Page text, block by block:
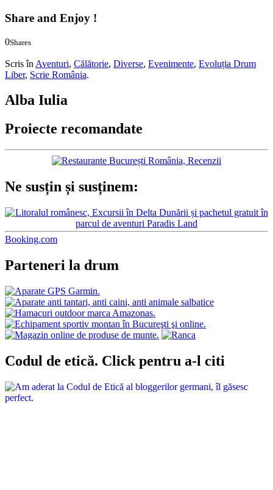
Share and Enjoy !
0Shares
Scris în Aventuri, Călătorie, Diverse, Evenimente, Evoluția Drum
Liber, Scrie România.
Alba Iulia
Proiecte recomandate
Ne susțin și susținem:
Booking.com
Parteneri la drum
Codul de etică. Click pentru a-l citi